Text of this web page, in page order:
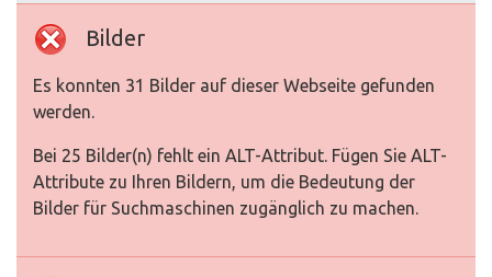
Bilder
Es konnten 31 Bilder auf dieser Webseite gefunden
werden.
Bei 25 Bilder(n) fehlt ein ALT-Attribut. Fügen Sie ALT-
Attribute zu Ihren Bildern, um die Bedeutung der
Bilder für Suchmaschinen zugänglich zu machen.